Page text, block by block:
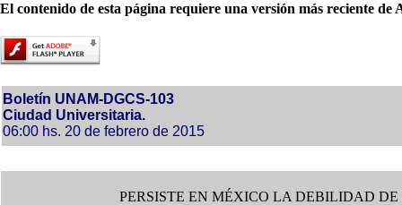
El contenido de esta página requiere una versión más reciente de
Boletín UNAM-DGCS-103
Ciudad Universitaria.
06:00 hs. 20 de febrero de 2015
PERSISTE EN MÉXICO LA DEBILIDAD